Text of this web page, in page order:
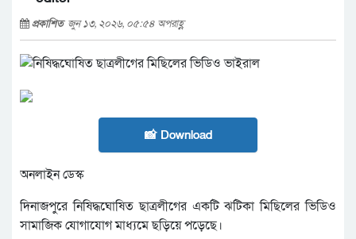
প্রকাশিত জুন ১৩, ২০২৬, ০৫:৫৪ অপরাহ্ণ
📸 Download
অনলাইন ডেস্ক
দিনাজপুরে নিষিদ্ধঘোষিত ছাত্রলীগের একটি ঝটিকা মিছিলের ভিডিও
সামাজিক যোগাযোগ মাধ্যমে ছড়িয়ে পড়েছে।